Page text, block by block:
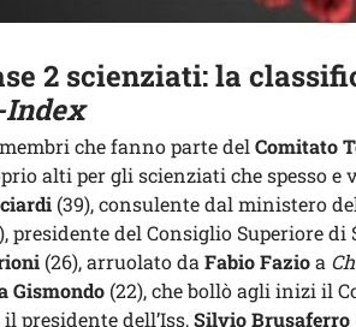
2 scienziati: la
che fanno parte delComitato
alti per gli scienziati che spesso
(39), consulente dal ministero
presidente del Consiglio Superiore
(26), arruolato daFabio Fazioa
Gismondo (22), che bollò agli inizi il
presidente dell’Iss,Silvio Brusaferro